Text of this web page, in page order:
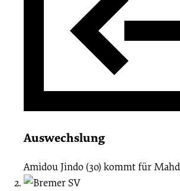
Auswechslung
Amidou Jindo (30)kommt für